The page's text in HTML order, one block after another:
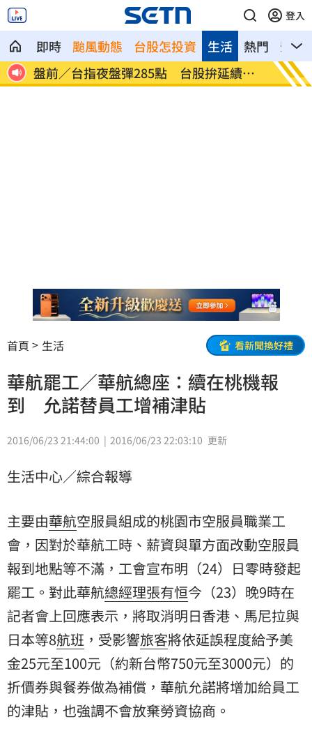
登入
即時 颱風動態 台股怎投資 熱門 影音
生活
美股多收黑！道瓊跌464點 費半小漲39
點
今迎
首頁 生活 看新聞換好禮
華航罷工／華航總座：續在桃機報
到 允諾替員工增補津貼
2016/06/23 21:44:00 2016/06/23 22:03:10 更新
生活中心／綜合報導
主要由華航空服員組成的桃園市空服員職業工
會，因對於華航工時、薪資與單方面改動空服員
報到地點等不滿，工會宣布明（24）日零時發起
罷工。對此華航總經理張有恒今（23）晚9時在
記者會上回應表示，將取消明日香港、馬尼拉與
日本等8航班 ，受影響旅客將依延誤程度給予美
金25元至100元（約新台幣750元至3000元）的
折價券與餐券做為補償，華航允諾將增加給員工
的津貼，也強調不會放棄勞資協商。